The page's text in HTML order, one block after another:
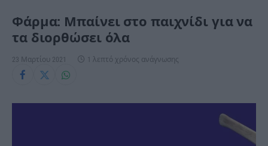
Φάρμα: Μπαίνει στο παιχνίδι για να
τα διορθώσει όλα
23 Μαρτίου 2021 1 λεπτό χρόνος ανάγνωσης